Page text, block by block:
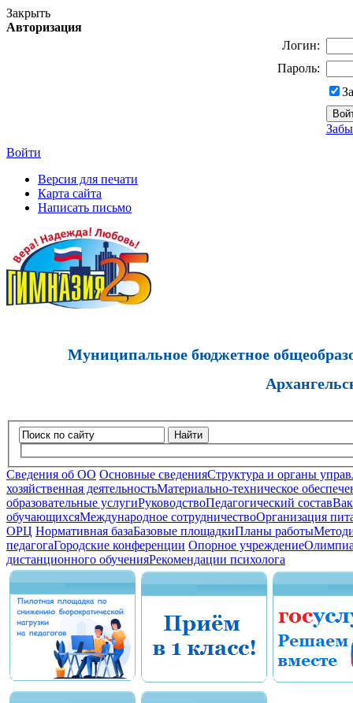
Закрыть
Авторизация
Логин:
Пароль:
Войти
Версия для печати
Карта сайта
Написать письмо
Муниципальное бюджетное
Найти
Сведения об ОО Основные сведенияСтруктура и органы
хозяйственная деятельностьМатериально-техническое
образовательные услугиРуководствоПедагогический состав
обучающихсяМеждународное сотрудничествоОрганизация
ОРЦ Нормативная базаБазовые площадкиПланы работы
педагогаГородские конференции Опорное учреждение
дистанционного обученияРекомендации психолога